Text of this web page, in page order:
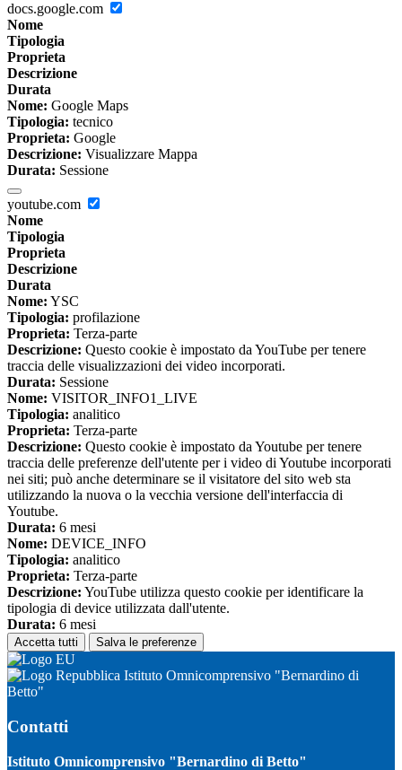
docs.google.com
Nome
Tipologia
Proprieta
Descrizione
Durata
Nome: Google Maps
Tipologia: tecnico
Proprieta: Google
Descrizione: Visualizzare Mappa
Durata: Sessione
youtube.com
Nome
Tipologia
Proprieta
Descrizione
Durata
Nome: YSC
Tipologia: profilazione
Proprieta: Terza-parte
Descrizione: Questo cookie è impostato da YouTube per tenere
traccia delle visualizzazioni dei video incorporati.
Durata: Sessione
Nome: VISITOR_INFO1_LIVE
Tipologia: analitico
Proprieta: Terza-parte
Descrizione: Questo cookie è impostato da Youtube per tenere
traccia delle preferenze dell'utente per i video di Youtube incorporati
nei siti; può anche determinare se il visitatore del sito web sta
utilizzando la nuova o la vecchia versione dell'interfaccia di
Youtube.
Durata: 6 mesi
Nome: DEVICE_INFO
Tipologia: analitico
Proprieta: Terza-parte
Descrizione: YouTube utilizza questo cookie per identificare la
tipologia di device utilizzata dall'utente.
Durata: 6 mesi
Accetta tutti Salva le preferenze
Istituto Omnicomprensivo "Bernardino di
Betto"
Contatti
Istituto Omnicomprensivo "Bernardino di Betto"